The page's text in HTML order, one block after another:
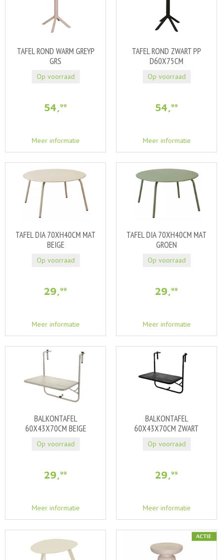
TAFEL ROND WARM GREYP
GRS
54,99
Meer informatie
Op voorraad
TAFEL ROND ZWART PP
D60X75CM
54,99
Meer informatie
Op voorraad
TAFEL DIA 70XH40CM MAT
BEIGE
29,99
Meer informatie
Op voorraad
TAFEL DIA 70XH40CM MAT
GROEN
29,99
Meer informatie
Op voorraad
BALKONTAFEL
60X43X70CM BEIGE
29,99
Meer informatie
Op voorraad
BALKONTAFEL
60X43X70CM ZWART
29,99
Meer informatie
Op voorraad